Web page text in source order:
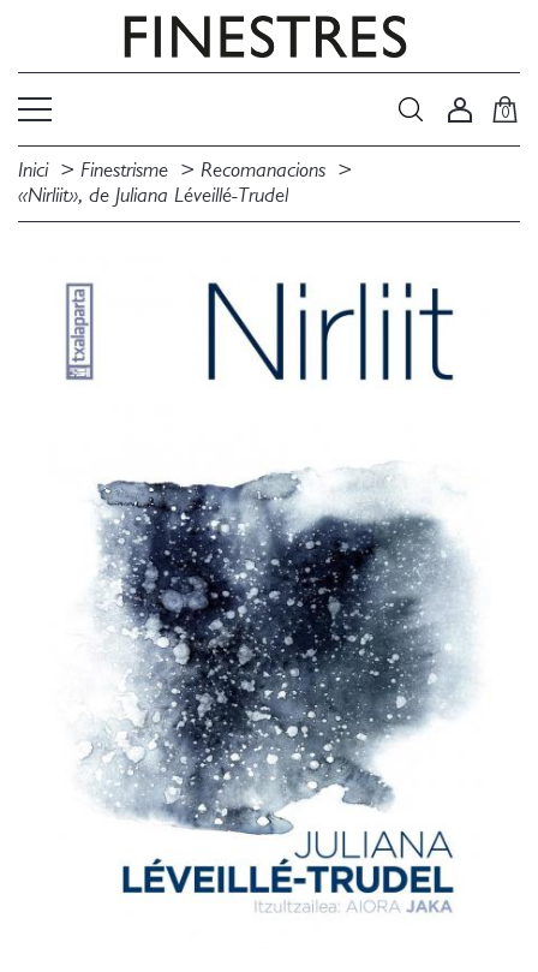
0
Inici Finestrisme
Recomanacions
«Nirliit», de Juliana Léveillé-Trudel